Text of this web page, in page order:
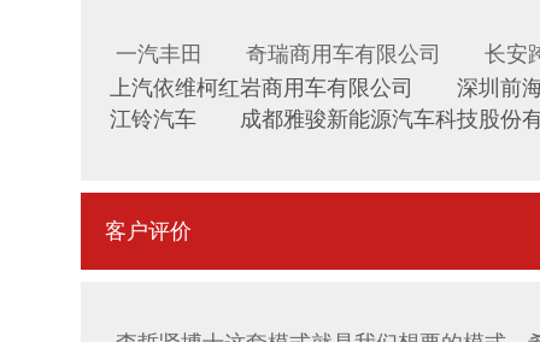
一汽丰田 奇瑞商用车有限公司 长安
上汽依维柯红岩商用车有限公司 深圳前
江铃汽车 成都雅骏新能源汽车科技股份
客户评价